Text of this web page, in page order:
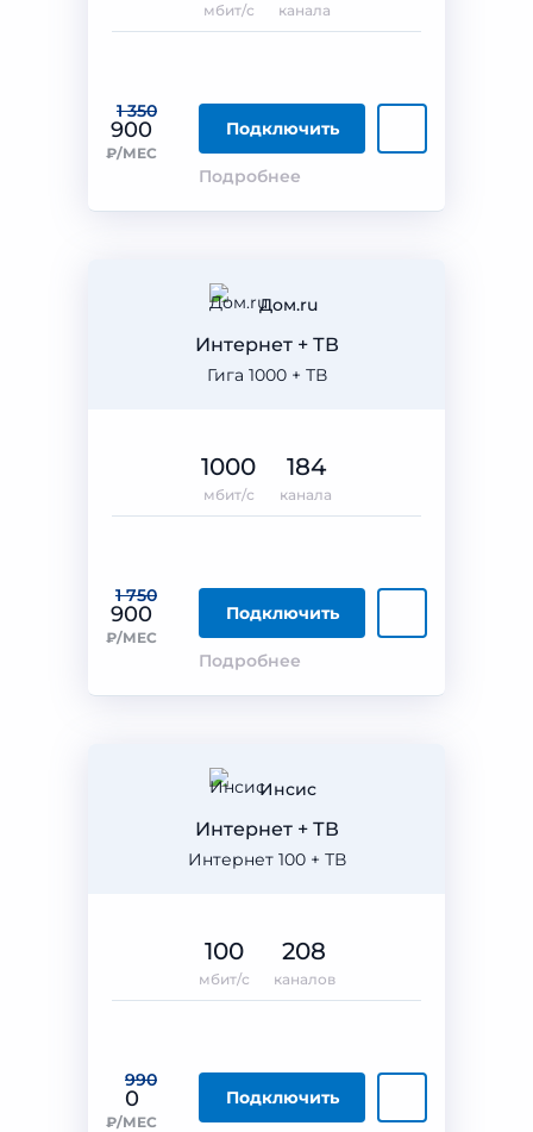
1 350
900
₽/МЕС
Подключить
Подробнее
мбит/с канала
Дом.ru
Гига 1000 + ТВ
Интернет + ТВ
1 750
900
₽/МЕС
Подключить
Подробнее
1000
мбит/с
184
канала
Инсис
Интернет 100 + ТВ
Интернет + ТВ
990
0
₽/МЕС
Подключить
100
мбит/с
208
каналов